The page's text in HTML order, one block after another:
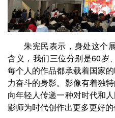
朱宪民表示，身处这个
含义，我们三位分别是60岁
每个人的作品都承载着国家
力奋斗的身影。影像有着独
向年轻人传递一种对时代和
影师为时代创作出更多更好的